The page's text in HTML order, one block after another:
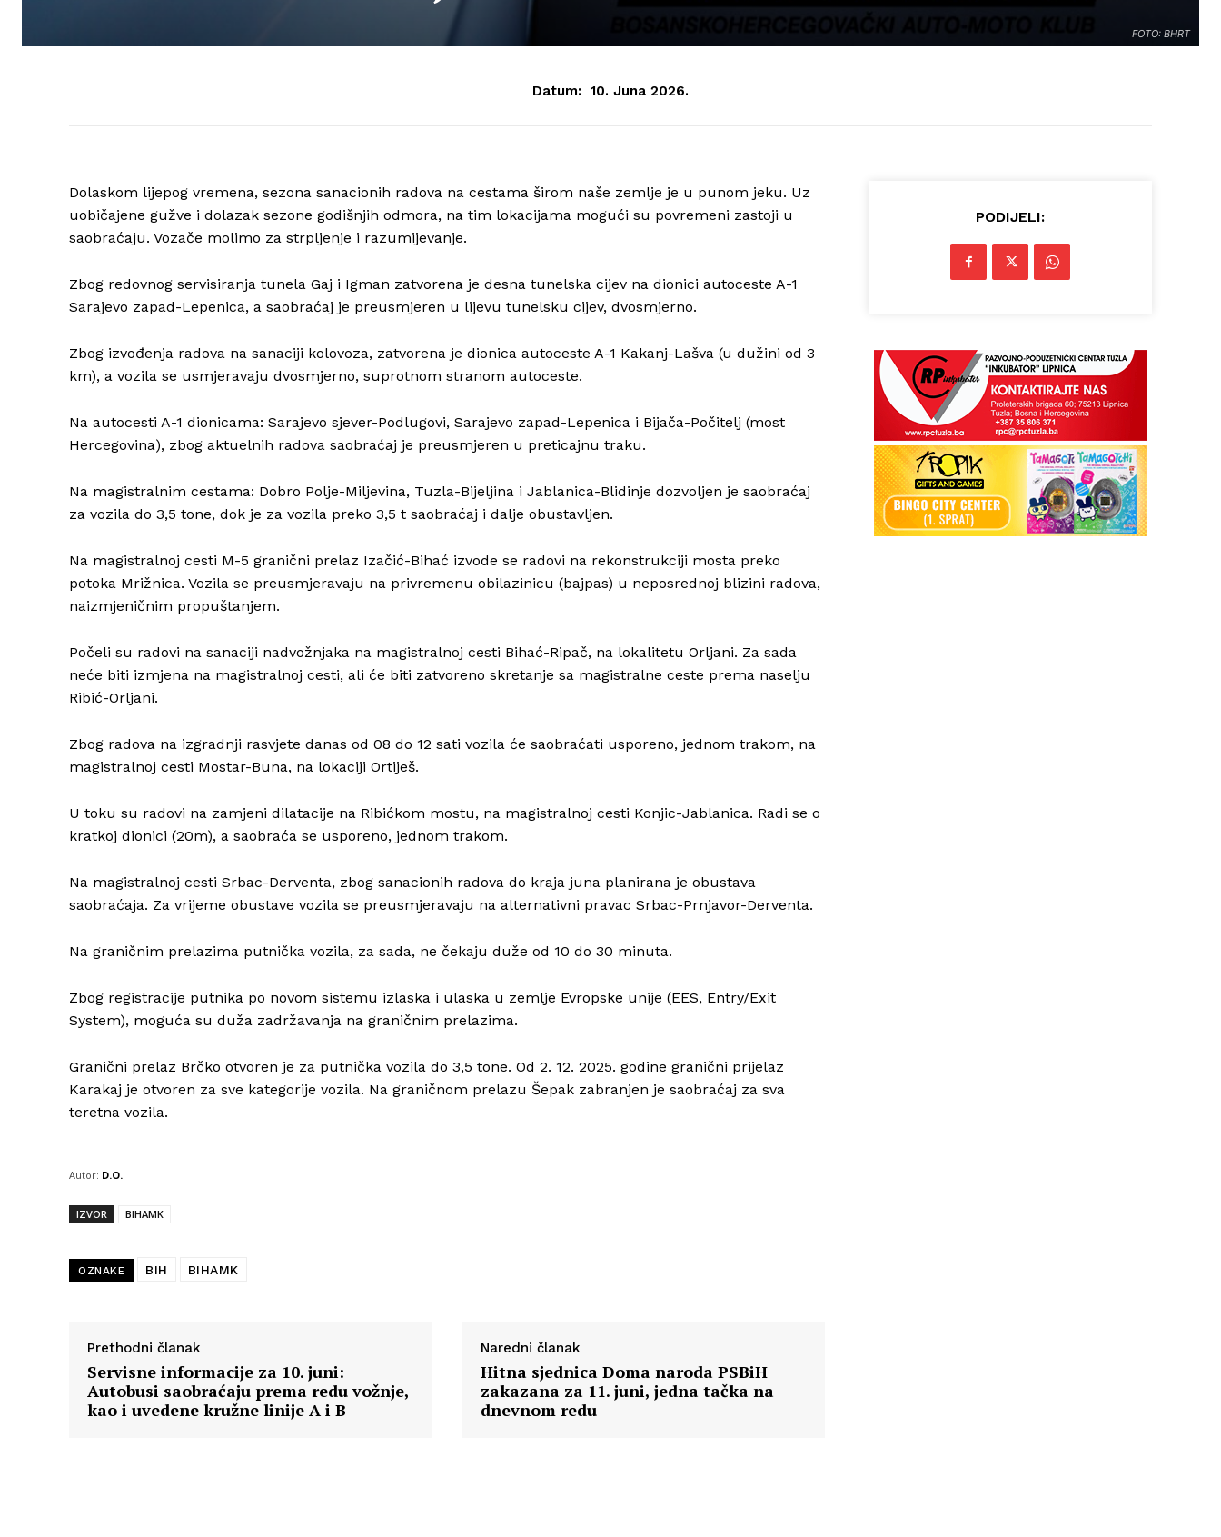
Impressum
FOTO: BHRT
Datum: 10. Juna 2026.
Dolaskom lijepog vremena, sezona sanacionih radova na cestama širom naše zemlje je u punom jeku. Uz
uobičajene gužve i dolazak sezone godišnjih odmora, na tim lokacijama mogući su povremeni zastoji u
saobraćaju. Vozače molimo za strpljenje i razumijevanje.
Zbog redovnog servisiranja tunela Gaj i Igman zatvorena je desna tunelska cijev na dionici autoceste A-1
Sarajevo zapad-Lepenica, a saobraćaj je preusmjeren u lijevu tunelsku cijev, dvosmjerno.
Zbog izvođenja radova na sanaciji kolovoza, zatvorena je dionica autoceste A-1 Kakanj-Lašva (u dužini od 3
km), a vozila se usmjeravaju dvosmjerno, suprotnom stranom autoceste.
Na autocesti A-1 dionicama: Sarajevo sjever-Podlugovi, Sarajevo zapad-Lepenica i Bijača-Počitelj (most
Hercegovina), zbog aktuelnih radova saobraćaj je preusmjeren u preticajnu traku.
Na magistralnim cestama: Dobro Polje-Miljevina, Tuzla-Bijeljina i Jablanica-Blidinje dozvoljen je saobraćaj
za vozila do 3,5 tone, dok je za vozila preko 3,5 t saobraćaj i dalje obustavljen.
Na magistralnoj cesti M-5 granični prelaz Izačić-Bihać izvode se radovi na rekonstrukciji mosta preko
potoka Mrižnica. Vozila se preusmjeravaju na privremenu obilazinicu (bajpas) u neposrednoj blizini radova,
naizmjeničnim propuštanjem.
Počeli su radovi na sanaciji nadvožnjaka na magistralnoj cesti Bihać-Ripač, na lokalitetu Orljani. Za sada
neće biti izmjena na magistralnoj cesti, ali će biti zatvoreno skretanje sa magistralne ceste prema naselju
Ribić-Orljani.
Zbog radova na izgradnji rasvjete danas od 08 do 12 sati vozila će saobraćati usporeno, jednom trakom, na
magistralnoj cesti Mostar-Buna, na lokaciji Ortiješ.
U toku su radovi na zamjeni dilatacije na Ribićkom mostu, na magistralnoj cesti Konjic-Jablanica. Radi se o
kratkoj dionici (20m), a saobraća se usporeno, jednom trakom.
Na magistralnoj cesti Srbac-Derventa, zbog sanacionih radova do kraja juna planirana je obustava
saobraćaja. Za vrijeme obustave vozila se preusmjeravaju na alternativni pravac Srbac-Prnjavor-Derventa.
Na graničnim prelazima putnička vozila, za sada, ne čekaju duže od 10 do 30 minuta.
Zbog registracije putnika po novom sistemu izlaska i ulaska u zemlje Evropske unije (EES, Entry/Exit
System), moguća su duža zadržavanja na graničnim prelazima.
Granični prelaz Brčko otvoren je za putnička vozila do 3,5 tone. Od 2. 12. 2025. godine granični prijelaz
Karakaj je otvoren za sve kategorije vozila. Na graničnom prelazu Šepak zabranjen je saobraćaj za sva
teretna vozila.
Autor: D.O.
IZVOR BIHAMK
OZNAKE BIH BIHAMK
Prethodni članak
Servisne informacije za 10. juni:
Autobusi saobraćaju prema redu vožnje,
kao i uvedene kružne linije A i B
Naredni članak
Hitna sjednica Doma naroda PSBiH
zakazana za 11. juni, jedna tačka na
dnevnom redu
PODIJELI: